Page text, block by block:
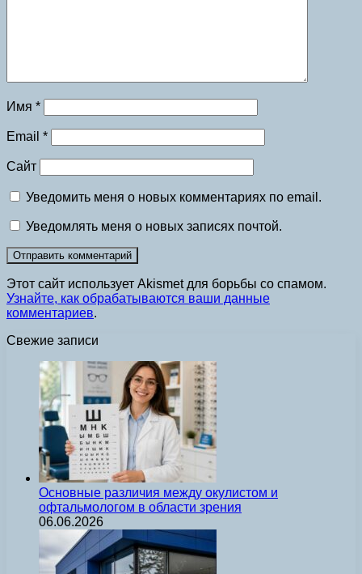
Имя *
Email *
Сайт
Уведомить меня о новых комментариях по email.
Уведомлять меня о новых записях почтой.
Этот сайт использует Akismet для борьбы со спамом.
Узнайте, как обрабатываются ваши данные
комментариев.
Свежие записи
Основные различия между окулистом и
офтальмологом в области зрения
06.06.2026